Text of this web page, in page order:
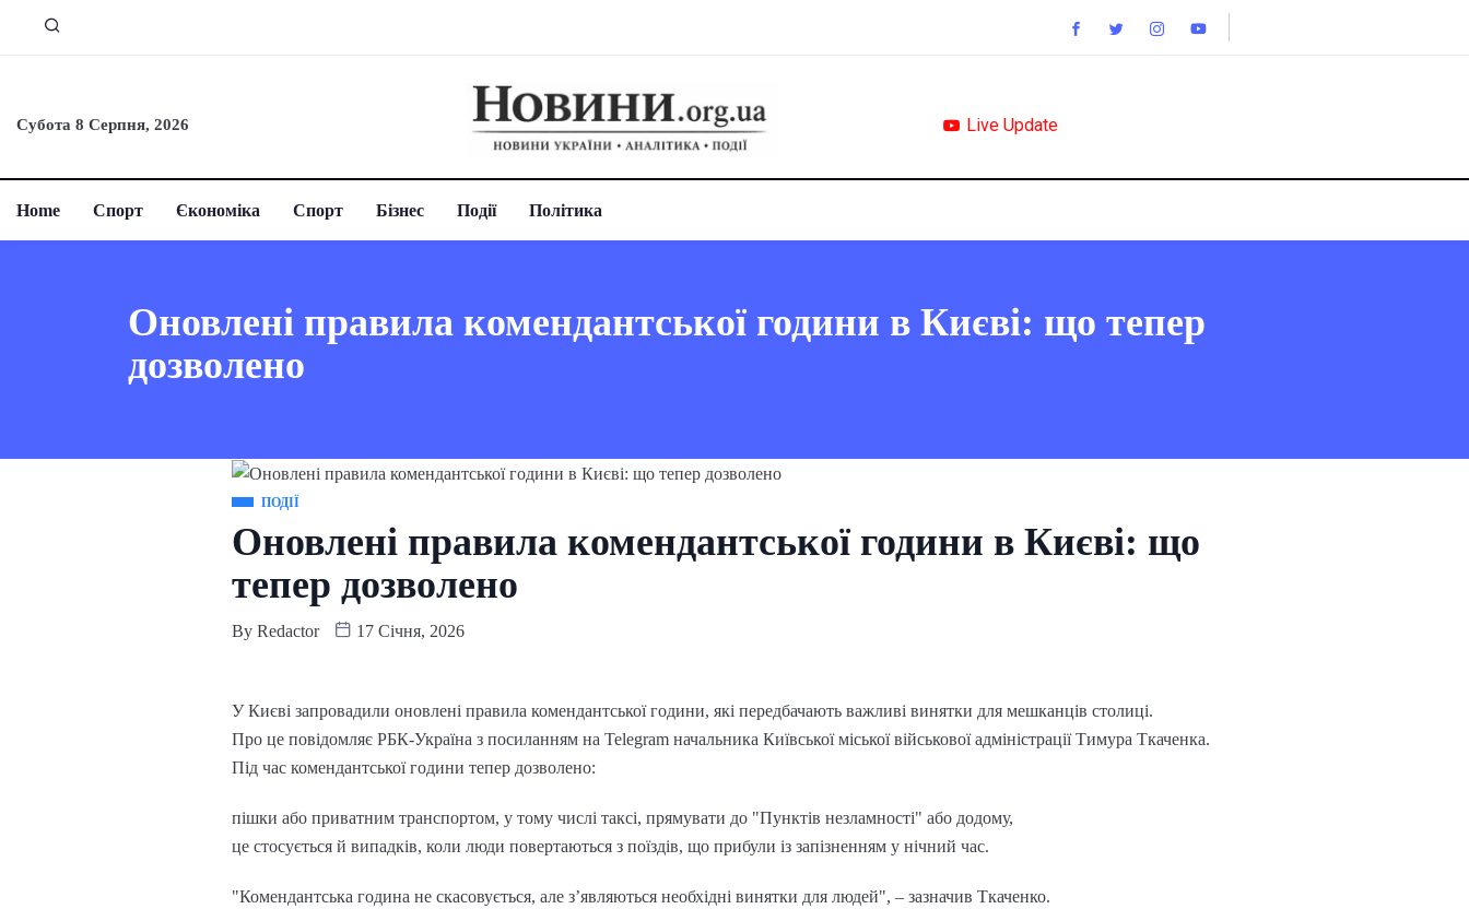
Субота 8 Серпня, 2026 Live Update
Home Спорт Єкономіка Спорт Бізнес Події Політика
Оновлені правила комендантської години в Києві: що тепер
дозволено
ПОДІЇ
Оновлені правила комендантської години в Києві: що
тепер дозволено
By Redactor 17 Січня, 2026
У Києві запровадили оновлені правила комендантської години, які передбачають важливі винятки для мешканців столиці.
Про це повідомляє РБК-Україна з посиланням на Telegram начальника Київської міської військової адміністрації Тимура Ткаченка.
Під час комендантської години тепер дозволено:
пішки або приватним транспортом, у тому числі таксі, прямувати до "Пунктів незламності" або додому,
це стосується й випадків, коли люди повертаються з поїздів, що прибули із запізненням у нічний час.
"Комендантська година не скасовується, але з’являються необхідні винятки для людей", – зазначив Ткаченко.